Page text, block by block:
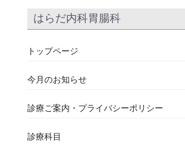
はらだ内科胃腸科
トップページ
今月のお知らせ
診療ご案内・プライバシーポリシー
診療科目